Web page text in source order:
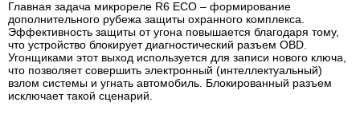
Главная задача микрореле R6 ECO – формирование
дополнительного рубежа защиты охранного комплекса.
Эффективность защиты от угона повышается благодаря тому,
что устройство блокирует диагностический разъем OBD.
Угонщиками этот выход используется для записи нового ключа,
что позволяет совершить электронный (интеллектуальный)
взлом системы и угнать автомобиль. Блокированный разъем
исключает такой сценарий.